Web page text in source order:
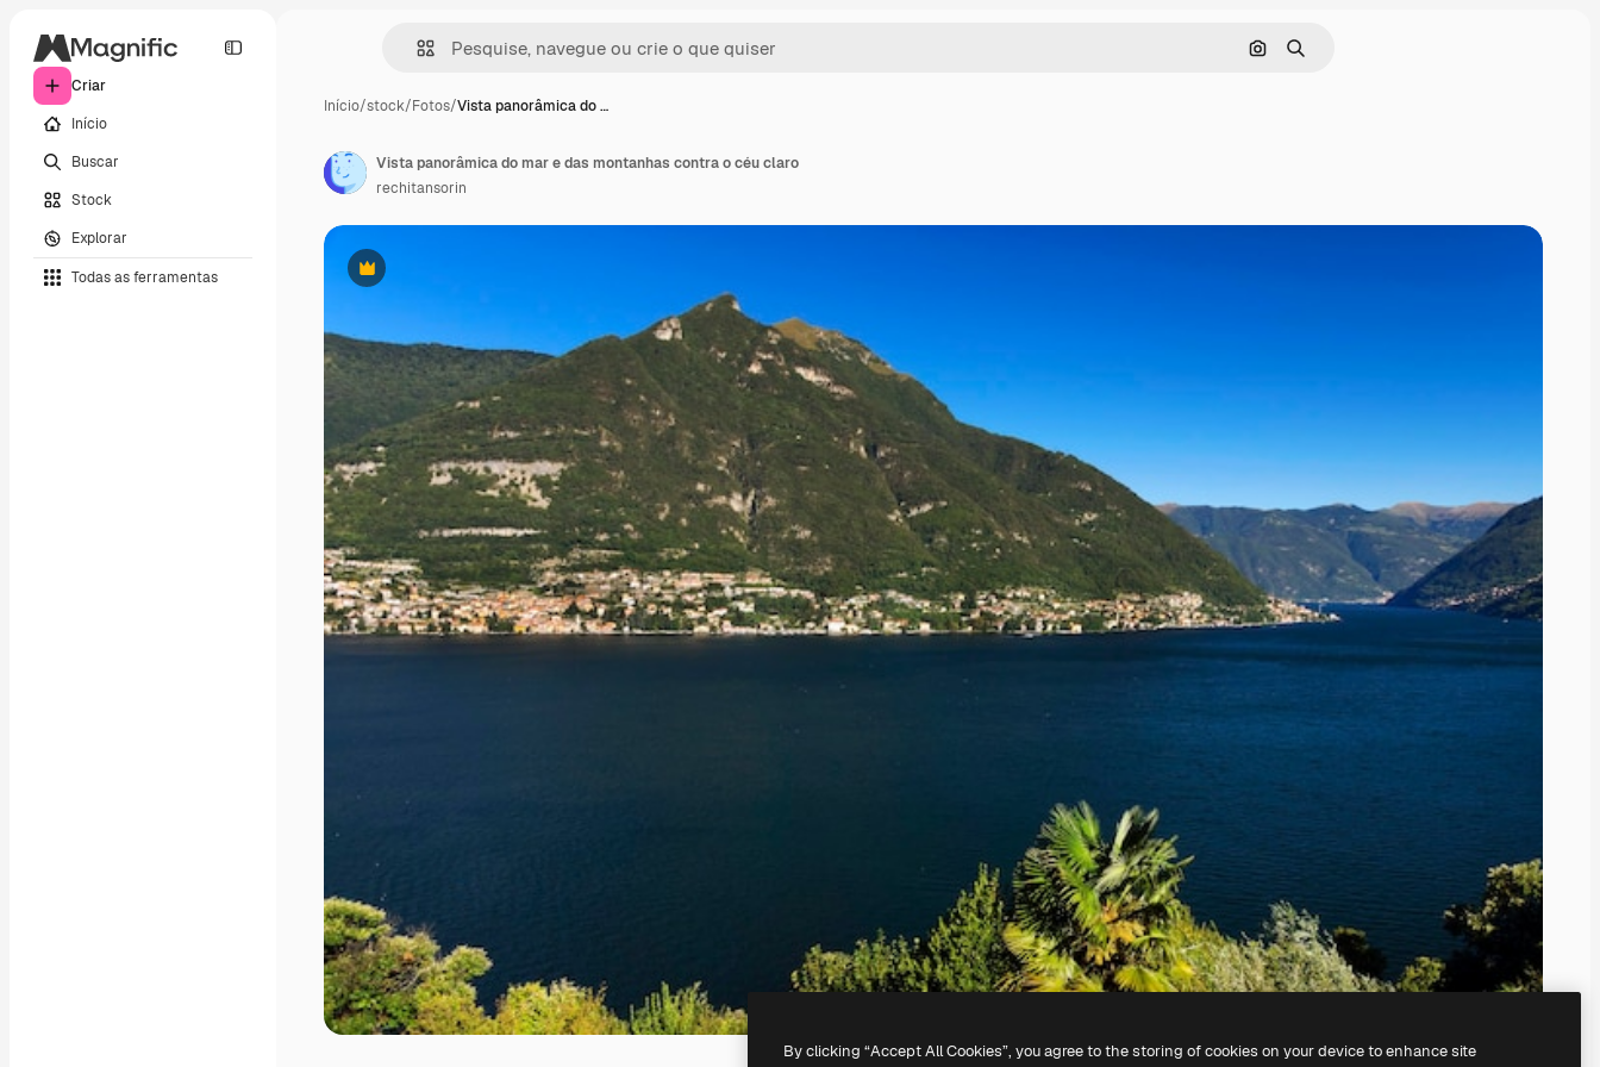
Criar
Início
Buscar
Stock
Explorar
Todas as ferramentas
Pesquisar por imagem
Buscar
Início/stock/Fotos/Vista panorâmica do …
Premium
Vista panorâmica do mar e das montanhas contra o céu claro
rechitansorin
By clicking “Accept All Cookies”, you agree to the storing of cookies on your device to enhance site